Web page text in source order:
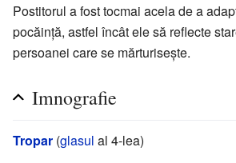
Postitorul a fost tocmai acela de a
pocăință, astfel încât ele să reflecte
persoanei care se mărturisește.
Imnografie
Tropar (glasul al 4-lea)